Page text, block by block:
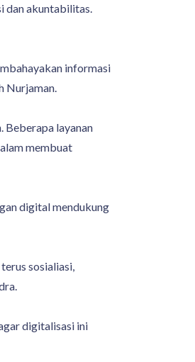
dan akuntabilitas.
informasi
Nurjaman.
Beberapa layanan
membuat
digital mendukung
sosialiasi,
digitalisasi ini